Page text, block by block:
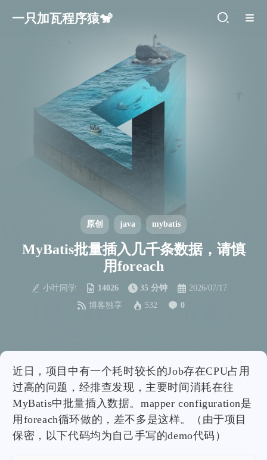
一只加瓦程序猿🐒
原创 java mybatis
MyBatis批量插入几千条数据，请慎
用foreach
小叶同学 14026 35 分钟
2026/07/17
博客独享
532 0
近日，项目中有一个耗时较长的Job存在CPU占用
过高的问题，经排查发现，主要时间消耗在往
MyBatis中批量插入数据。mapper configuration是
用foreach循环做的，差不多是这样。（由于项目
保密，以下代码均为自己手写的demo代码）